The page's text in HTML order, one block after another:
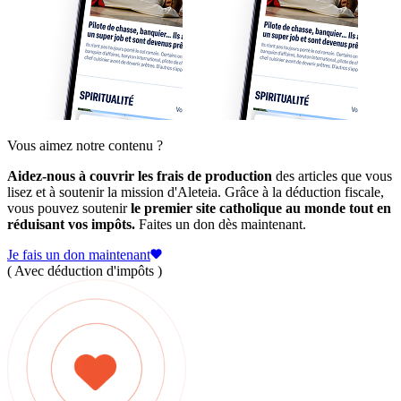
Vous aimez notre contenu ?
Aidez-nous à couvrir les frais de production des articles que vous
lisez et à soutenir la mission d'Aleteia. Grâce à la déduction fiscale,
vous pouvez soutenirle premier site catholique au monde tout en
réduisant vos impôts. Faites un don dès maintenant.
Je fais un don maintenant
( Avec déduction d'impôts )